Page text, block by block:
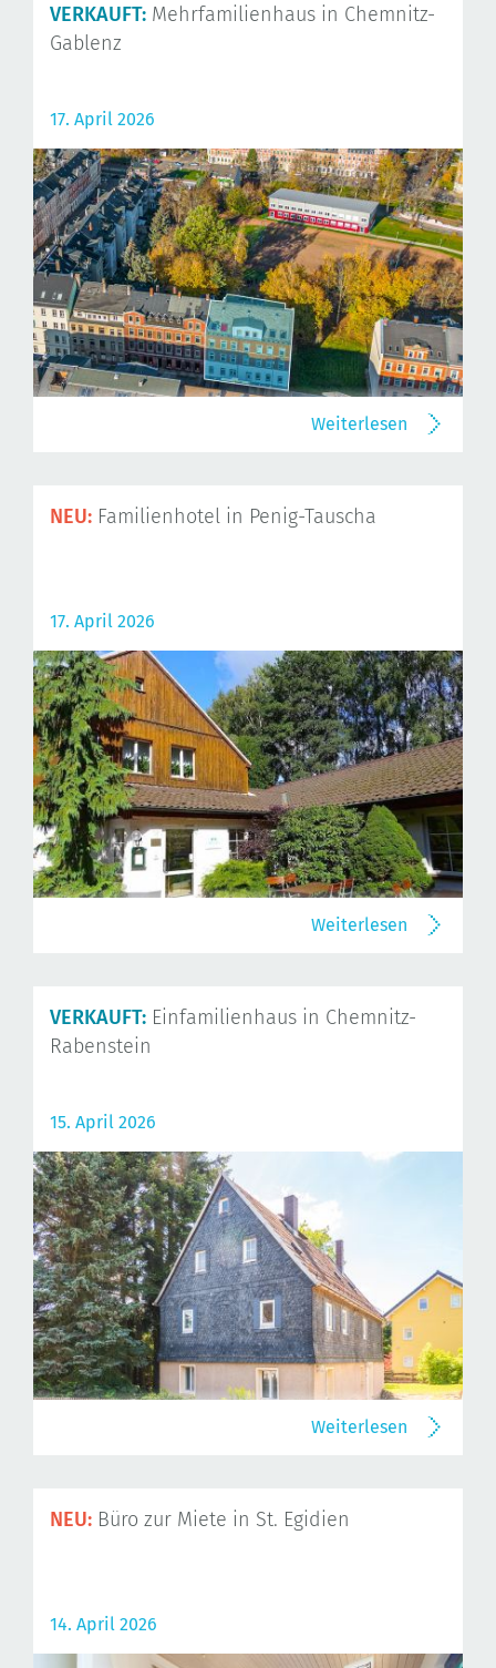
VERKAUFT: Mehrfamilienhaus in Chemnitz-
Gablenz
17. April 2026
Weiterlesen
NEU: Familienhotel in Penig-Tauscha
17. April 2026
Weiterlesen
VERKAUFT: Einfamilienhaus in Chemnitz-
Rabenstein
15. April 2026
Weiterlesen
NEU: Büro zur Miete in St. Egidien
14. April 2026